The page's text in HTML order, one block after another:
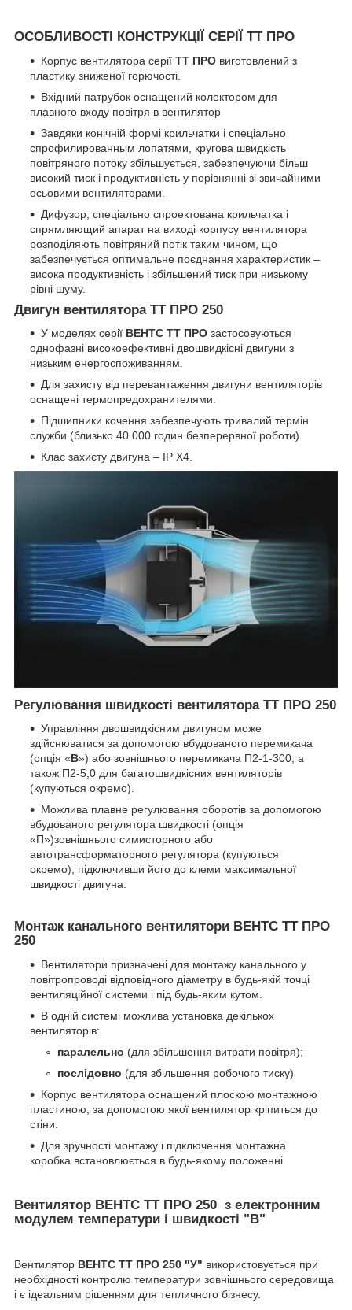
ОСОБЛИВОСТІ КОНСТРУКЦІЇ СЕРІЇ ТТ ПРО
Корпус вентилятора серії ТТ ПРО виготовлений з
пластику зниженої горючості.
Вхідний патрубок оснащений колектором для
плавного входу повітря в вентилятор
Завдяки конічній формі крильчатки і спеціально
спрофилированным лопатями, кругова швидкість
повітряного потоку збільшується, забезпечуючи більш
високий тиск і продуктивність у порівнянні зі звичайними
осьовими вентиляторами.
Дифузор, спеціально спроектована крильчатка і
спрямляющий апарат на виході корпусу вентилятора
розподіляють повітряний потік таким чином, що
забезпечується оптимальне поєднання характеристик –
висока продуктивність і збільшений тиск при низькому
рівні шуму.
Двигун вентилятора ТТ ПРО 250
У моделях серії ВЕНТС ТТ ПРО застосовуються
однофазні високоефективні двошвидкісні двигуни з
низьким енергоспоживанням.
Для захисту від перевантаження двигуни вентиляторів
оснащені термопредохранителями.
Підшипники кочення забезпечують тривалий термін
служби (близько 40 000 годин безперервної роботи).
Клас захисту двигуна – IP X4.
Регулювання швидкості вентилятора ТТ ПРО 250
Управління двошвидкісним двигуном може
здійснюватися за допомогою вбудованого перемикача
(опція «В») або зовнішнього перемикача П2-1-300, а
також П2-5,0 для багатошвидкісних вентиляторів
(купуються окремо).
Можлива плавне регулювання оборотів за допомогою
вбудованого регулятора швидкості (опція
«П»)зовнішнього симисторного або
автотрансформаторного регулятора (купуються
окремо), підключивши його до клеми максимальної
швидкості двигуна.
Монтаж канального вентилятори ВЕНТС ТТ ПРО
250
Вентилятори призначені для монтажу канального у
повітропроводі відповідного діаметру в будь-якій точці
вентиляційної системи і під будь-яким кутом.
В одній системі можлива установка декількох
вентиляторів:
паралельно (для збільшення витрати повітря);
послідовно (для збільшення робочого тиску)
Корпус вентилятора оснащений плоскою монтажною
пластиною, за допомогою якої вентилятор кріпиться до
стіни.
Для зручності монтажу і підключення монтажна
коробка встановлюється в будь-якому положенні
Вентилятор ВЕНТС ТТ ПРО 250 з електронним
модулем температури і швидкості "В"
Вентилятор ВЕНТС ТТ ПРО 250 "У" використовується при
необхідності контролю температури зовнішнього середовища
і є ідеальним рішенням для тепличного бізнесу.